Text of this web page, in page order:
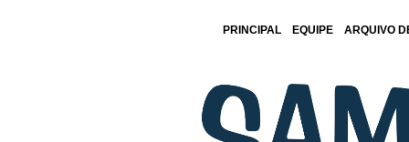
PRINCIPAL EQUIPE ARQUIVO